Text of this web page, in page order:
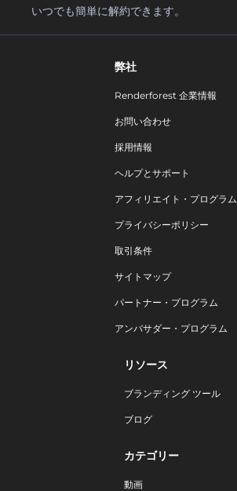
いつでも簡単に解約できます。
弊社
Renderforest 企業情報
お問い合わせ
採用情報
ヘルプとサポート
アフィリエイト・プログラム
プライバシーポリシー
取引条件
サイトマップ
パートナー・プログラム
アンバサダー・プログラム
リソース
ブランディング ツール
ブログ
カテゴリー
動画